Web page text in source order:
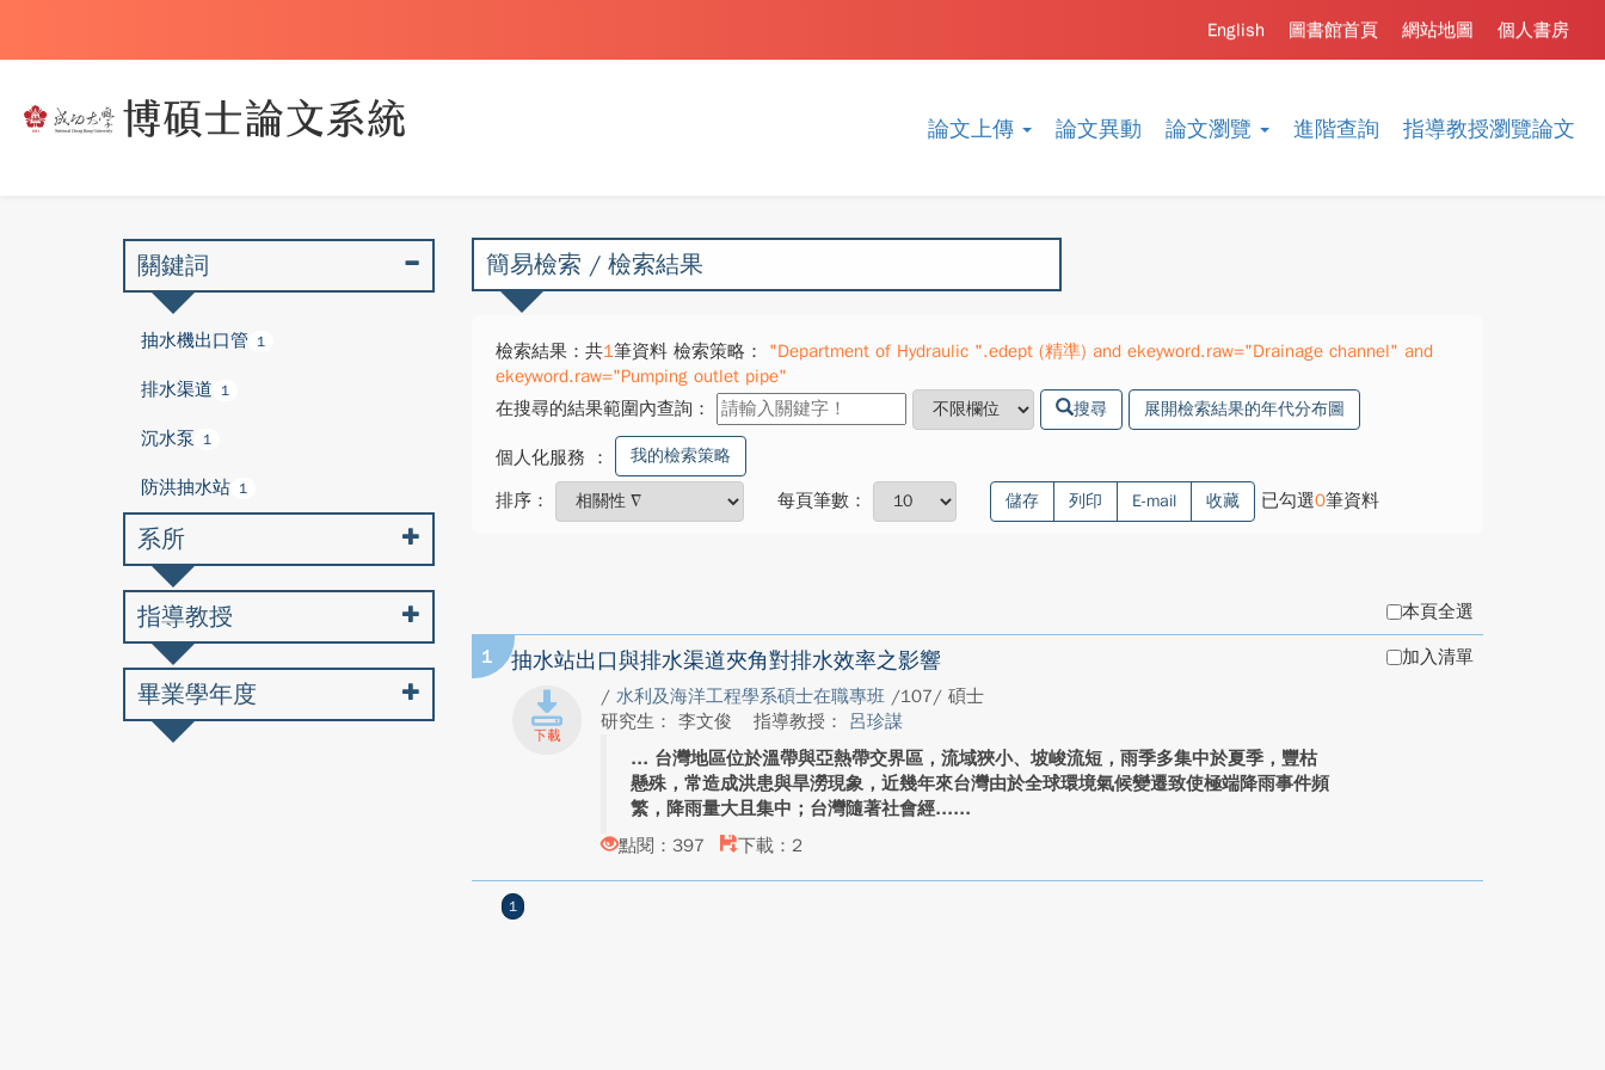
論文上傳 論文異動 論文瀏覽 進階查詢 指導教授瀏覽論文
個人書房
網站地圖
圖書館首頁
English
簡易檢索 / 檢索結果
檢索結果：共1筆資料 檢索策略：
"Department of Hydraulic ".edept (精準) and ekeyword.raw="Drainage channel" and
ekeyword.raw="Pumping outlet pipe"
在搜尋的結果範圍內查詢：
搜尋 展開檢索結果的年代分布圖
個人化服務 ： 我的檢索策略
排序： 每頁筆數： 儲存 列印 E-mail 收藏 已勾選0筆資料
本頁全選
1 抽水站出口與排水渠道夾角對排水效率之影響
/ 水利及海洋工程學系碩士在職專班 /107/ 碩士
研究生： 李文俊
指導教授： 呂珍謀
台灣地區位於溫帶與亞熱帶交界區，流域狹小、坡峻流短，雨季多集中於夏季，豐枯
懸殊，常造成洪患與旱澇現象，近幾年來台灣由於全球環境氣候變遷致使極端降雨事件頻
繁，降雨量大且集中；台灣隨著社會經...
點閱：397
下載：2
加入清單
1
關鍵詞
抽水機出口管 1
排水渠道 1
沉水泵 1
防洪抽水站 1
系所
指導教授
畢業學年度